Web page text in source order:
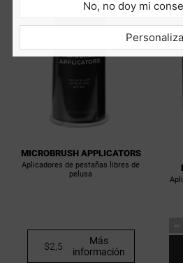
MICROBRUSH APPLICATORS
Aplicadores de pestañas libres de
pelusa
$2,5
Más
información
No, no doy mi